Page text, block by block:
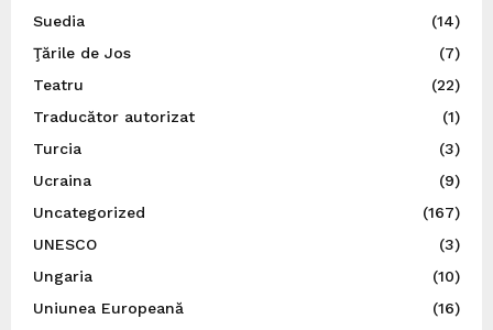
Suedia
(14)
Ţările de Jos
(7)
Teatru
(22)
Traducător autorizat
(1)
Turcia
(3)
Ucraina
(9)
Uncategorized
(167)
UNESCO
(3)
Ungaria
(10)
Uniunea Europeană
(16)